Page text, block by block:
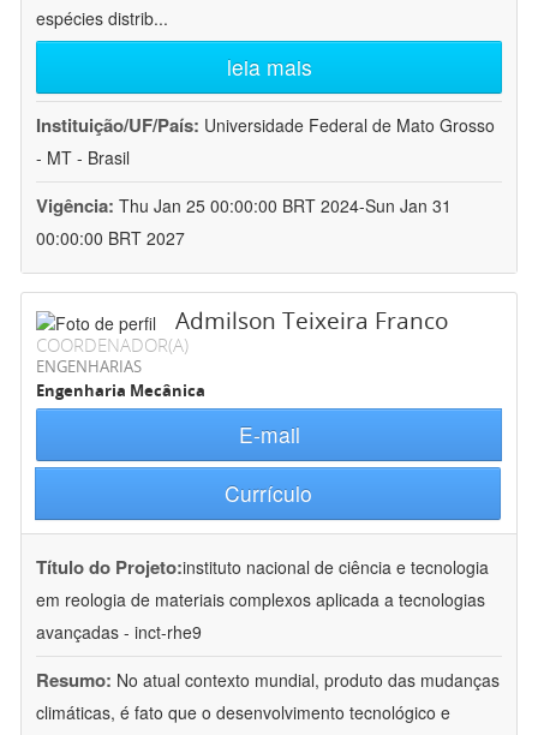
espécies distrib...
leia mais
Instituição/UF/País: Universidade Federal de Mato Grosso
- MT - Brasil
Vigência: Thu Jan 25 00:00:00 BRT 2024-Sun Jan 31
00:00:00 BRT 2027
Admilson Teixeira Franco
COORDENADOR(A)
ENGENHARIAS
Engenharia Mecânica
E-mail
Currículo
Título do Projeto:instituto nacional de ciência e tecnologia
em reologia de materiais complexos aplicada a tecnologias
avançadas - inct-rhe9
Resumo: No atual contexto mundial, produto das mudanças
climáticas, é fato que o desenvolvimento tecnológico e